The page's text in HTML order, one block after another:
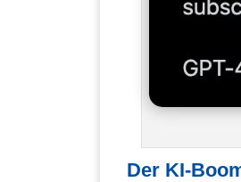
Der KI-